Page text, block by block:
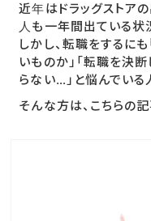
近年はドラッグストア
人も一年間出ている状
しかし、転職をするに
いものか」「転職を決
らない…」と悩んでいる
そんな方は、こちらの